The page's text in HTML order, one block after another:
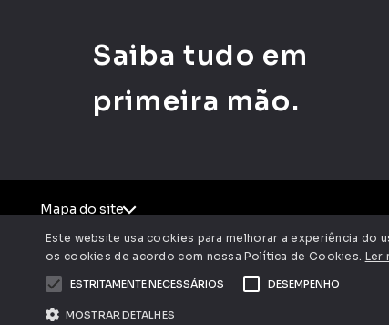
Saiba tudo em
primeira mão.
Mapa do site
Av. Dra.
Este website usa cookies para melhorar a experiência
os cookies de acordo com nossa Política de Cookies. Ler
ESTRITAMENTE NECESSÁRIOS DESEMPENHO
MOSTRAR DETALHES